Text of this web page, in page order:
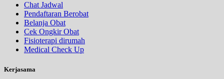
Chat Jadwal
Pendaftaran Berobat
Belanja Obat
Cek Ongkir Obat
Fisioterapi dirumah
Medical Check Up
Kerjasama